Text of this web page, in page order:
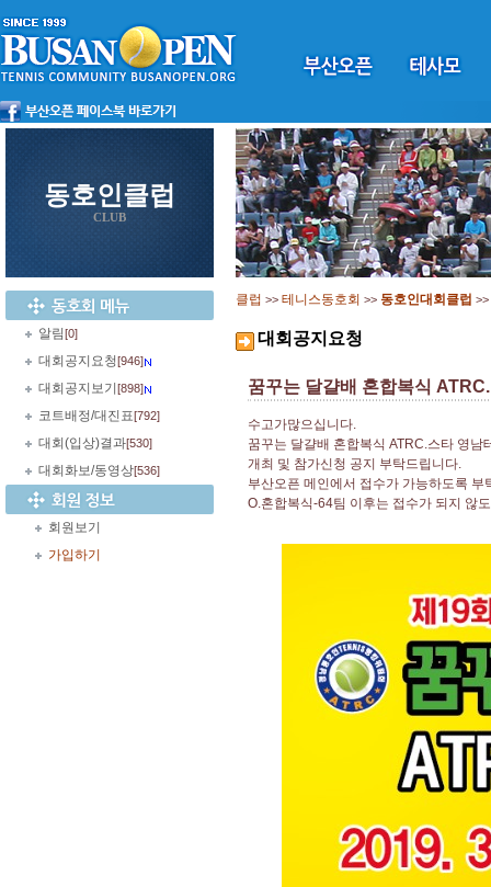
동호인클럽
CLUB
알림[0]
대회공지요청[946]
대회공지보기 [898]
코트배정/대진표[792]
대회(입상)결과[530]
대회화보/동영상[536]
회원보기
가입하기
클럽 >> 테니스동호회 >> 동호인대회클럽 >>
대회공지요청
꿈꾸는 달걀배 혼합복식
수고가많으십니다.
꿈꾸는 달걀배 혼합복식 ATRC.스타 영남
개최 및 참가신청 공지 부탁드립니다.
부산오픈 메인에서 접수가 가능하도록 부
O.혼합복식-64팀 이후는 접수가 되지 않